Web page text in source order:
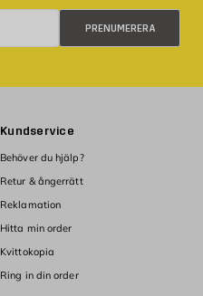
PRENUMERERA
Kundservice
Behöver du hjälp?
Retur & ångerrätt
Reklamation
Hitta min order
Kvittokopia
Ring in din order